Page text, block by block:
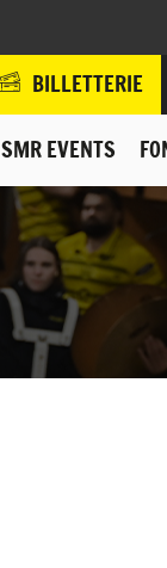
SMR EVENTS
BILLETTERIE